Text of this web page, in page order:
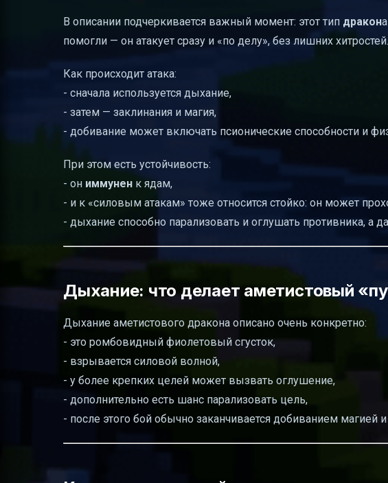
В описании подчеркивается важный момент: этот тип дракон
помогли — он атакует сразу и «по делу», без лишних хитростей.
Как происходит атака:
- сначала используется дыхание,
- затем — заклинания и магия,
- добивание может включать псионические способности и
При этом есть устойчивость:
- он иммунен к ядам,
- и к «силовым атакам» тоже относится стойко: он может
- дыхание способно парализовать и оглушать противника, а
Дыхание: что делает аметистовый
Дыхание аметистового дракона описано очень конкретно:
- это ромбовидный фиолетовый сгусток,
- взрывается силовой волной,
- у более крепких целей может вызвать оглушение,
- дополнительно есть шанс парализовать цель,
- после этого бой обычно заканчивается добиванием магией